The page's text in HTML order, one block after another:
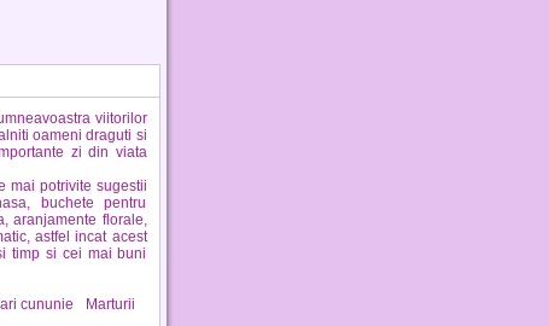
viitorilor
oameni draguti si
zi din viata
mai potrivite sugestii
buchete pentru
aranjamente florale,
astfel incat acest
timp si cei mai buni
cununie Marturii